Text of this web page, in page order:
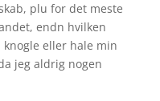
plu for det meste
endn hvilken
eller hale min
jeg aldrig nogen